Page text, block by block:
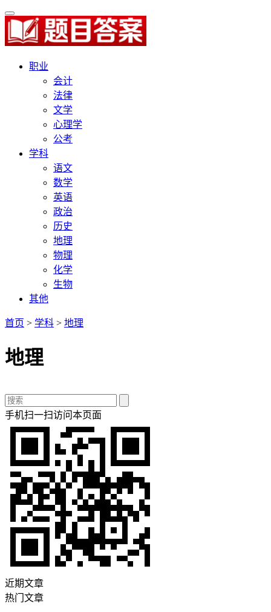
职业
会计
法律
文学
心理学
公考
学科
语文
数学
英语
政治
历史
地理
物理
化学
生物
其他
首页 > 学科 > 地理
地理
手机扫一扫访问本页面
近期文章
热门文章